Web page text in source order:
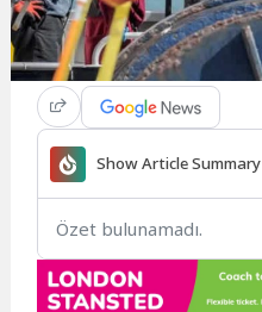
Show Article Summary
Özet bulunamadı.